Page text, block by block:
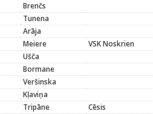
Brenčs
Tunena
Arāja
Meiere
VSK Noskrien
Ušča
Bormane
Veršinska
Kļaviņa
Tripāne
Cēsis